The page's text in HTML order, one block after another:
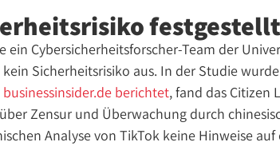
festgestellt
Cybersicherheitsforscher-Team der
Sicherheitsrisiko aus. In der Studie
businessinsider.de berichtet, fand das Citizen
Zensur und Überwachung durch
Analyse von TikTok keine Hinweise auf